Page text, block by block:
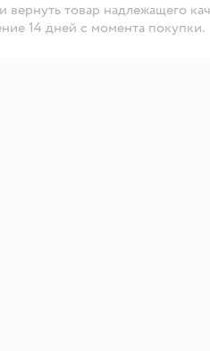
вернуть товар надлежащего
14 дней с момента покупки.